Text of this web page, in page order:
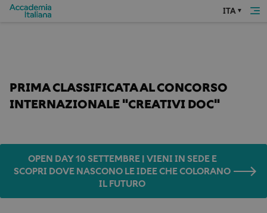
ITA
PRIMA CLASSIFICATA AL CONCORSO
INTERNAZIONALE "CREATIVI DOC"
OPEN DAY 10 SETTEMBRE | VIENI IN SEDE E
SCOPRI DOVE NASCONO LE IDEE CHE COLORANO
IL FUTURO